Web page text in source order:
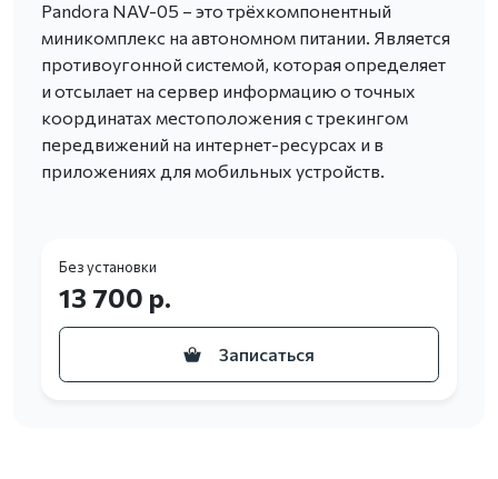
Pandora NAV-05 – это трёхкомпонентный
миникомплекс на автономном питании. Является
противоугонной системой, которая определяет
и отсылает на сервер информацию о точных
координатах местоположения с трекингом
передвижений на интернет-ресурсах и в
приложениях для мобильных устройств.
Без установки
13 700 р.
Записаться